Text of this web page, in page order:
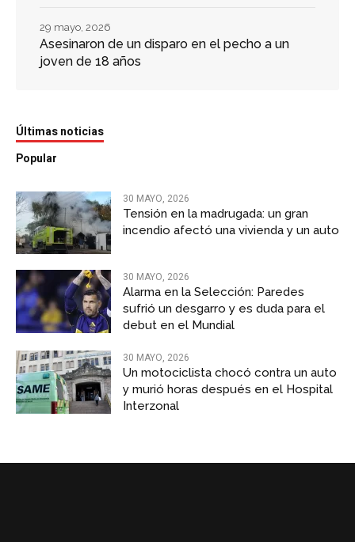
Asesinaron de un disparo en el pecho a un
joven de 18 años
29 mayo, 2026
Últimas noticias
Popular
30 MAYO, 2026
Tensión en la madrugada: un gran
incendio afectó una vivienda y un auto
30 MAYO, 2026
Alarma en la Selección: Paredes
sufrió un desgarro y es duda para el
debut en el Mundial
30 MAYO, 2026
Un motociclista chocó contra un auto
y murió horas después en el Hospital
Interzonal